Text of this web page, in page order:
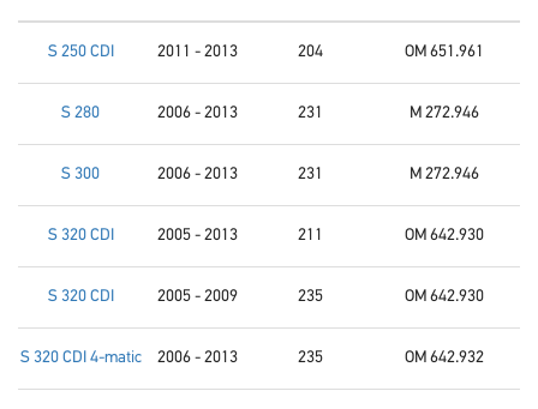
S 250 CDI 2011 - 2013 204 OM 651.961
S 280 2006 - 2013 231 M 272.946
S 300 2006 - 2013 231 M 272.946
S 320 CDI 2005 - 2013 211 OM 642.930
S 320 CDI 2005 - 2009 235 OM 642.930
S 320 CDI 4-matic 2006 - 2013 235 OM 642.932